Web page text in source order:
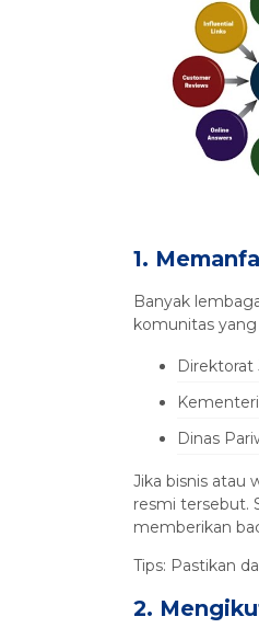
1.
Banyak
komunitas
Direktorat
Dinas
Jika bisnis atau
resmi tersebut.
memberikan
Tips: Pastikan
2.